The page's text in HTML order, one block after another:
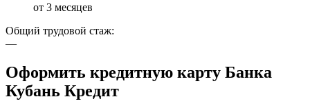
от 3 месяцев
Общий трудовой стаж:
—
Оформить кредитную карту Банка
Кубань Кредит